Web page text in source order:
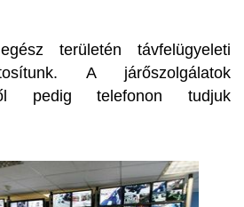
területén távfelügyeleti
A járőszolgálatok
pedig telefonon tudjuk